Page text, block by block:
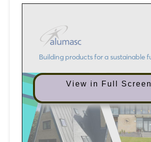
View in Full Screen